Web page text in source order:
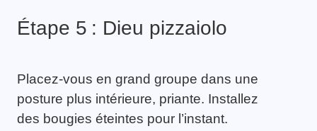
Étape 5 : Dieu pizzaiolo
Placez-vous en grand groupe dans une
posture plus intérieure, priante. Installez
des bougies éteintes pour l’instant.